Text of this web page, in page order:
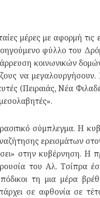
μέρες με αφορμή τις
φύλλο του
κοινωνικών
να
(Πειραιάς, Νέα
σύμπλεγμα. Η
ερεισμάτων
στην κυβέρνηση. Η
του Αλ. Τσίπρα
τη μια μέρα
σε αφθονία σε